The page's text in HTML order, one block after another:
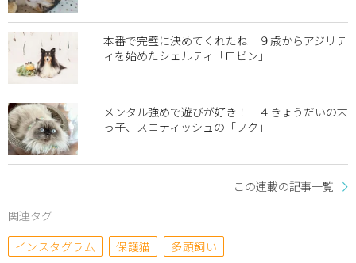
本番で完璧に決めてくれたね ９歳からアジリテ
ィを始めたシェルティ「ロビン」
メンタル強めで遊びが好き！ ４きょうだいの末
っ子、スコティッシュの「フク」
この連載の記事一覧
関連タグ
インスタグラム
保護猫 多頭飼い